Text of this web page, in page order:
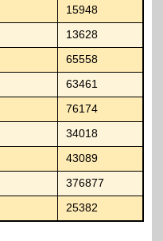
15948
13628
65558
63461
76174
34018
43089
376877
25382